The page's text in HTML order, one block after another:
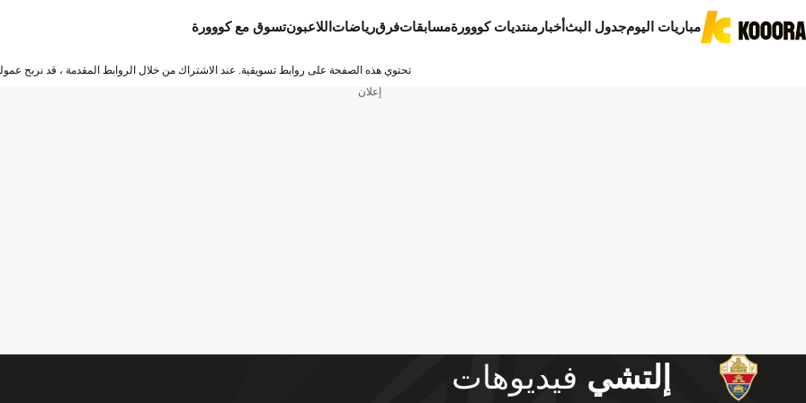
مباريات اليومجدول البثأخبار منتديات كووورةمسابقاتفرقرياضات اللاعبونتسوق مع كووورة
تحتوي هذه الصفحة على روابط تسويقية. عند الاشتراك من خلال الروابط المقدمة ، قد نربح
إعلان
إلتشي فيديوهات